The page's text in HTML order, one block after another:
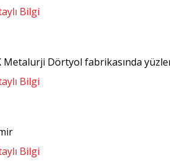
Bilgi
Metalurji Dörtyol fabrikasında
Bilgi
Bilgi